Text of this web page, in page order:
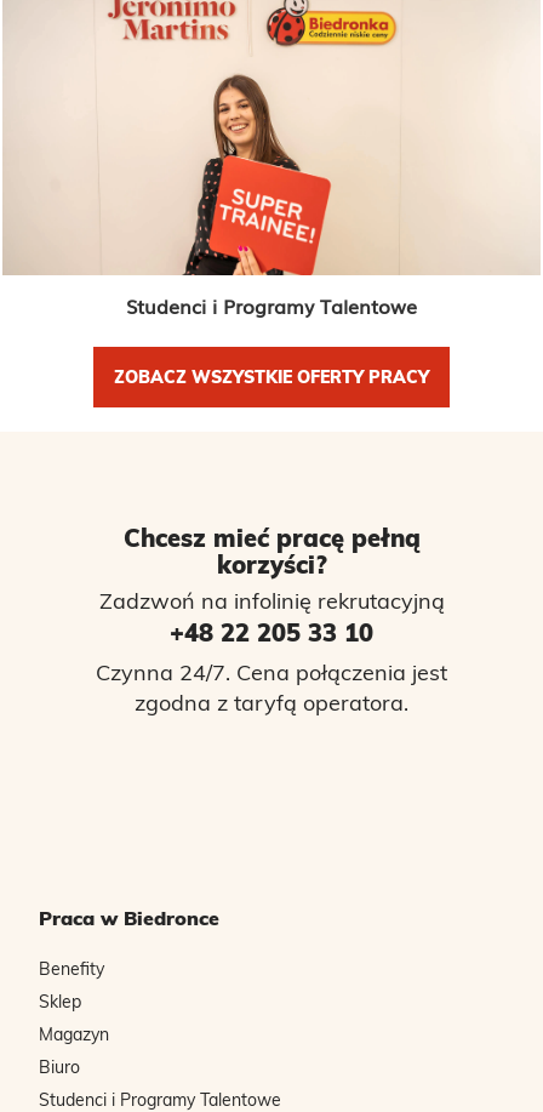
Studenci i Programy Talentowe
ZOBACZ WSZYSTKIE OFERTY PRACY
Chcesz mieć pracę pełną
korzyści?
Zadzwoń na infolinię rekrutacyjną
+48 22 205 33 10
Czynna 24/7. Cena połączenia jest
zgodna z taryfą operatora.
Praca w Biedronce
Benefity
Sklep
Magazyn
Biuro
Studenci i Programy Talentowe